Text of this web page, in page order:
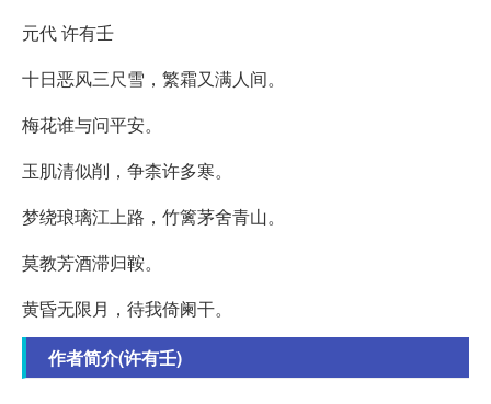
元代 许有壬
十日恶风三尺雪，繁霜又满人间。
梅花谁与问平安。
玉肌清似削，争柰许多寒。
梦绕琅璃江上路，竹篱茅舍青山。
莫教芳酒滞归鞍。
黄昏无限月，待我倚阑干。
作者简介(许有壬)